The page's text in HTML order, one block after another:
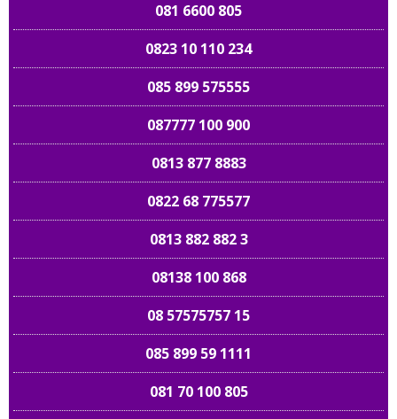
081 6600 805
0823 10 110 234
085 899 575555
087777 100 900
0813 877 8883
0822 68 775577
0813 882 882 3
08138 100 868
08 57575757 15
085 899 59 1111
081 70 100 805